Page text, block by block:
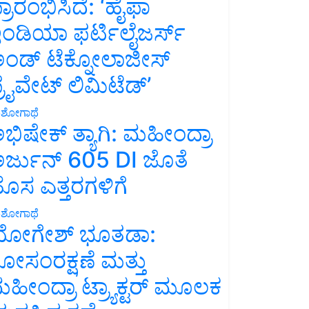
‘ಹೈಫಾ
ಫರ್ಟಿಲೈಜರ್ಸ್
ಟೆಕ್ನೋಲಾಜೀಸ್
ಲಿಮಿಟೆಡ್’
ತ್ಯಾಗಿ: ಮಹೀಂದ್ರಾ
605 DI ಜೊತೆ
ಎತ್ತರಗಳಿಗೆ
ಭೂತಡಾ:
ಮತ್ತು
ಟ್ರ್ಯಾಕ್ಟರ್ ಮೂಲಕ